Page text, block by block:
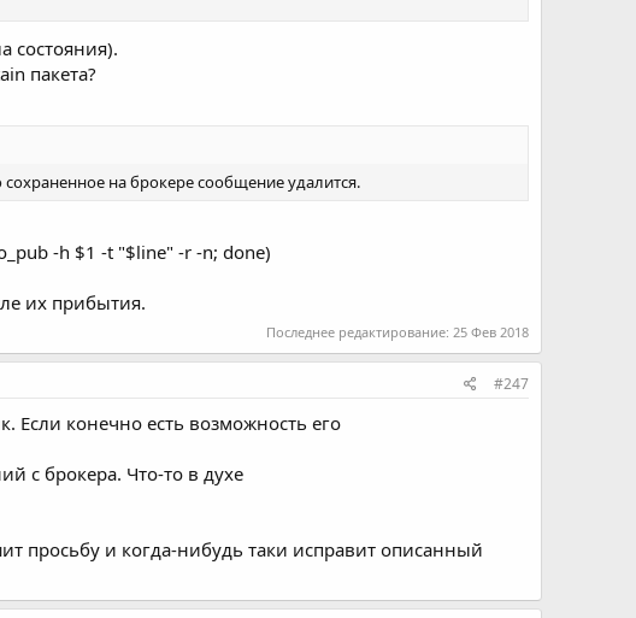
состояния).
пакета?
на брокере сообщение удалится.
-h $1 -t "$line" -r -n; done)
их прибытия.
Последнее редактирование: 25 Фев 2018
#247
Если конечно есть возможность его
с брокера. Что-то в духе
просьбу и когда-нибудь таки исправит описанный